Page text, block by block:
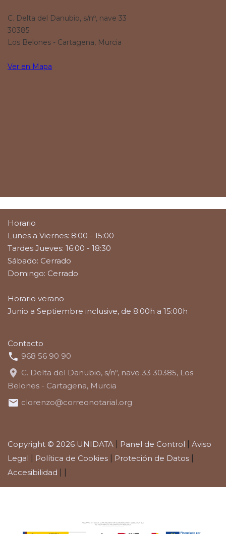
C. Delta del Danubio, s/nº, nave 33
30385
Los Belones - Cartagena, Murcia
Ver en Mapa
Horario
Lunes a Viernes: 8:00 - 15:00
Tardes Jueves: 16:00 - 18:30
Sábado: Cerrado
Domingo: Cerrado
Horario verano
Junio a Septiembre inclusive, de 8:00h a 15:00h
Contacto
968 56 90 90
C. Delta del Danubio, s/nº, nave 33 30385, Los
Belones - Cartagena, Murcia
clorenzo@correonotarial.org
Copyright © 2026 UNIDATA Panel de Control
Aviso
Legal
Política de Cookies Proteción de Datos
Accesibilidad